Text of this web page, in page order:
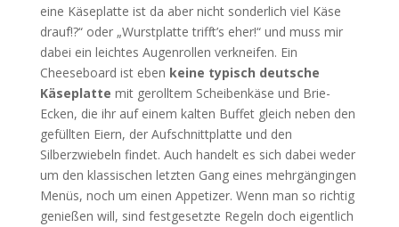
eine Käseplatte ist da aber nicht sonderlich viel Käse
drauf!?“ oder „Wurstplatte trifft’s eher!“ und muss mir
dabei ein leichtes Augenrollen verkneifen. Ein
Cheeseboard ist eben keine typisch deutsche
Käseplatte mit gerolltem Scheibenkäse und Brie-
Ecken, die ihr auf einem kalten Buffet gleich neben den
gefüllten Eiern, der Aufschnittplatte und den
Silberzwiebeln findet. Auch handelt es sich dabei weder
um den klassischen letzten Gang eines mehrgängingen
Menüs, noch um einen Appetizer. Wenn man so richtig
genießen will, sind festgesetzte Regeln doch eigentlich